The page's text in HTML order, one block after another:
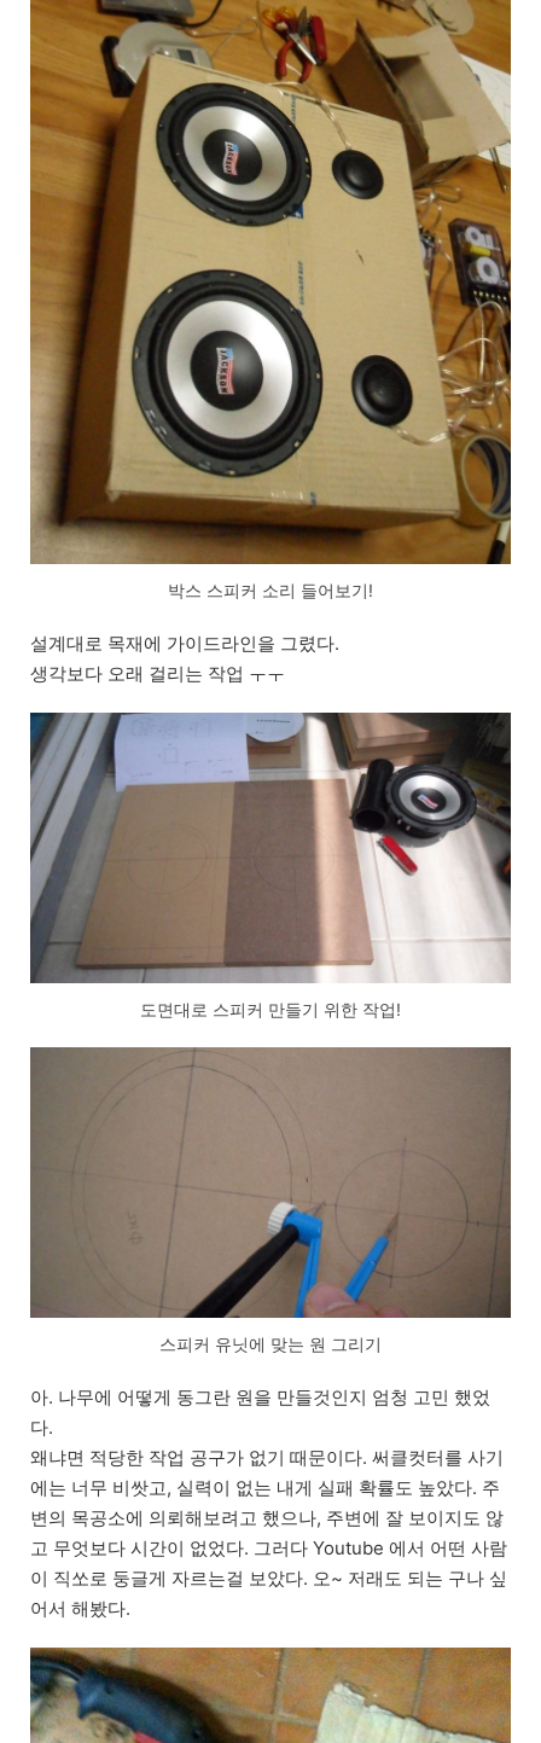
박스 스피커 소리 들어보기!
설계대로 목재에 가이드라인을 그렸다.
생각보다 오래 걸리는 작업 ㅜㅜ
도면대로 스피커 만들기 위한 작업!
스피커 유닛에 맞는 원 그리기
아. 나무에 어떻게 동그란 원을 만들것인지 엄청 고민 했었
다.
왜냐면 적당한 작업 공구가 없기 때문이다. 써클컷터를 사기
에는 너무 비쌋고, 실력이 없는 내게 실패 확률도 높았다. 주
변의 목공소에 의뢰해보려고 했으나, 주변에 잘 보이지도 않
고 무엇보다 시간이 없었다. 그러다 Youtube 에서 어떤 사람
이 직쏘로 둥글게 자르는걸 보았다. 오~ 저래도 되는 구나 싶
어서 해봤다.